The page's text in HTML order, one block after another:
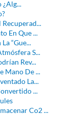
¿Alg...
En Que ...
“Gue...
S...
Rev...
Mano De ...
La...
...
Co2 ...